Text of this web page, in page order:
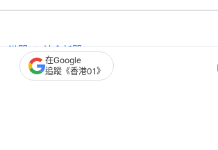
港聞 社會新聞
機管局前高級經理認受賄
在Google
追蹤《香港01》